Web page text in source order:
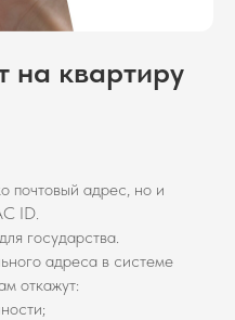
на квартиру
почтовый адрес, но и
ID.
государства.
адреса в системе
откажут: